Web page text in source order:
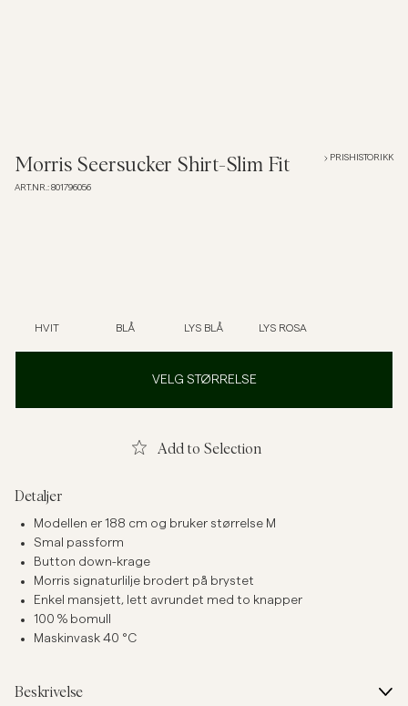
Skjorter
T-skjorter
Undertøy
Morris Seersucker Shirt-Slim Fit
ART.NR.: 801796056
PRISHISTORIKK
HVIT BLÅ LYS BLÅ LYS ROSA
VELG STØRRELSE
Add to Selection
Detaljer
Modellen er 188 cm og bruker størrelse M
Smal passform
Button down-krage
Morris signaturlilje brodert på brystet
Enkel mansjett, lett avrundet med to knapper
100 % bomull
Maskinvask 40 °C
Beskrivelse